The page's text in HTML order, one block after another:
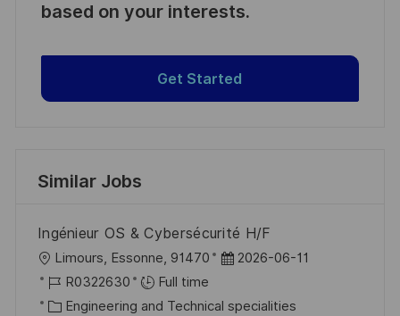
based on your interests.
Get Started
Similar Jobs
Ingénieur OS & Cybersécurité H/F
L
o
c
Limours, Essonne, 91470
P
s
2026-06-11
J
o
R0322630
Full time
C Engineering and Technical specialities